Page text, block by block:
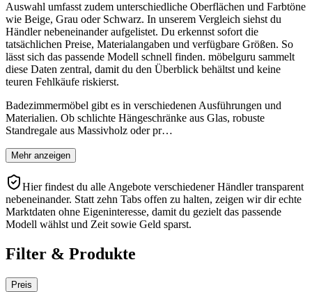
Auswahl umfasst zudem unterschiedliche Oberflächen und Farbtöne
wie Beige, Grau oder Schwarz. In unserem Vergleich siehst du
Händler nebeneinander aufgelistet. Du erkennst sofort die
tatsächlichen Preise, Materialangaben und verfügbare Größen. So
lässt sich das passende Modell schnell finden. möbelguru sammelt
diese Daten zentral, damit du den Überblick behältst und keine
teuren Fehlkäufe riskierst.
Badezimmermöbel gibt es in verschiedenen Ausführungen und
Materialien. Ob schlichte Hängeschränke aus Glas, robuste
Standregale aus Massivholz oder pr…
Mehr anzeigen
Hier findest du alle Angebote verschiedener Händler transparent
nebeneinander. Statt zehn Tabs offen zu halten, zeigen wir dir echte
Marktdaten ohne Eigeninteresse, damit du gezielt das passende
Modell wählst und Zeit sowie Geld sparst.
Filter & Produkte
Preis